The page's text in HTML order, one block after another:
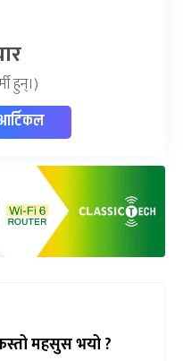
हुन्।)
महसुस भयो ?